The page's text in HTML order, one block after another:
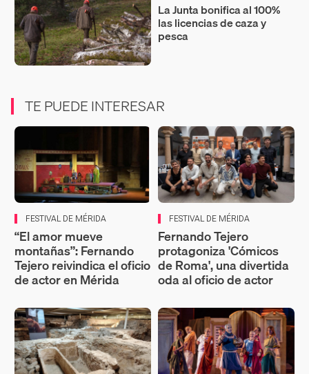
La Junta bonifica al 100%
las licencias de caza y
pesca
TE PUEDE INTERESAR
FESTIVAL DE MÉRIDA
“El amor mueve
montañas”: Fernando
Tejero reivindica el oficio
de actor en Mérida
FESTIVAL DE MÉRIDA
Fernando Tejero
protagoniza 'Cómicos
de Roma', una divertida
oda al oficio de actor